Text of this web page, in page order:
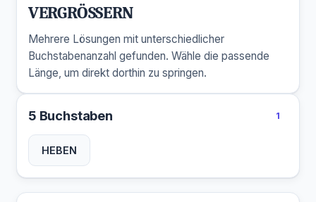
VERGRÖSSERN
Mehrere Lösungen mit unterschiedlicher
Buchstabenanzahl gefunden. Wähle die passende
Länge, um direkt dorthin zu springen.
5 Buchstaben 1
HEBEN